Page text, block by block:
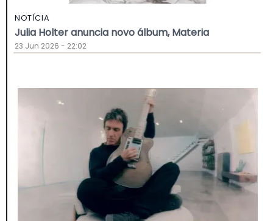
NOTÍCIA
Julia Holter anuncia novo álbum, Materia
23 Jun 2026 - 22:02